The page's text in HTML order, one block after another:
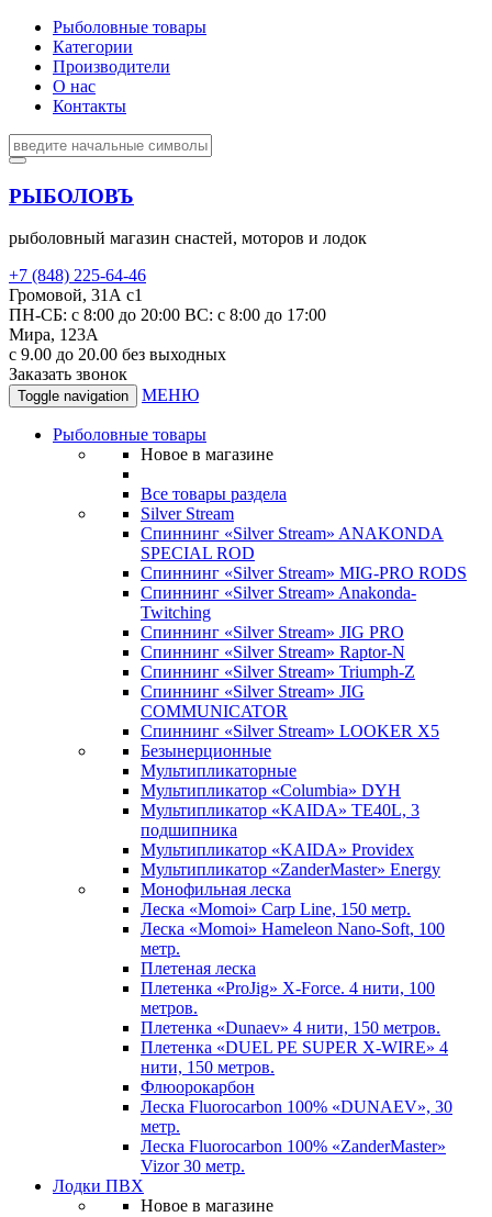
Рыболовные товары
Категории
Производители
О нас
Контакты
РЫБОЛОВЪ
рыболовный магазин снастей, моторов и лодок
+7 (848) 225-64-46
Громовой, 31А с1
ПН-СБ: с 8:00 до 20:00 ВС: с 8:00 до 17:00
Мира, 123А
с 9.00 до 20.00 без выходных
Заказать звонок
Toggle navigation МЕНЮ
Рыболовные товары
Новое в магазине
Все товары раздела
Silver Stream
Спиннинг «Silver Stream» ANAKONDA
SPECIAL ROD
Спиннинг «Silver Stream» MIG-PRO RODS
Спиннинг «Silver Stream» Anakonda-
Twitching
Спиннинг «Silver Stream» JIG PRO
Спиннинг «Silver Stream» Raptor-N
Спиннинг «Silver Stream» Triumph-Z
Спиннинг «Silver Stream» JIG
COMMUNICATOR
Спиннинг «Silver Stream» LOOKER X5
Безынерционные
Мультипликаторные
Мультипликатор «Columbia» DYH
Мультипликатор «KAIDA» TE40L, 3
подшипника
Мультипликатор «KAIDA» Providex
Мультипликатор «ZanderMaster» Energy
Монофильная леска
Леска «Momoi» Carp Line, 150 метр.
Леска «Momoi» Hameleon Nano-Soft, 100
метр.
Плетеная леска
Плетенка «ProJig» X-Force. 4 нити, 100
метров.
Плетенка «Dunaev» 4 нити, 150 метров.
Плетенка «DUEL PE SUPER X-WIRE» 4
нити, 150 метров.
Флюорокарбон
Леска Fluorocarbon 100% «DUNAEV», 30
метр.
Леска Fluorocarbon 100% «ZanderMaster»
Vizor 30 метр.
Лодки ПВХ
Новое в магазине